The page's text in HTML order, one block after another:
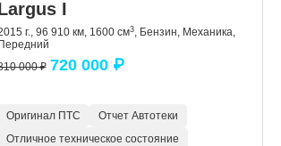
I
г., 96 910 км, 1600 см3, Бензин, Механика,
Передний
000 ₽ 720 000 ₽
Оригинал ПТС
Отчет Автотеки
Отличное техническое состояние